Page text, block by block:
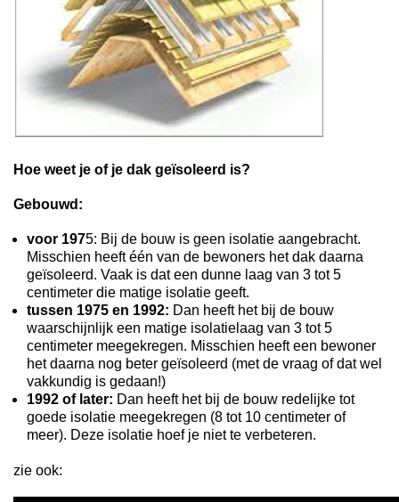
Hoe weet je of je dak geïsoleerd is?
Gebouwd:
voor 1975: Bij de bouw is geen isolatie aangebracht.
Misschien heeft één van de bewoners het dak daarna
geïsoleerd. Vaak is dat een dunne laag van 3 tot 5
centimeter die matige isolatie geeft.
tussen 1975 en 1992: Dan heeft het bij de bouw
waarschijnlijk een matige isolatielaag van 3 tot 5
centimeter meegekregen. Misschien heeft een bewoner
het daarna nog beter geïsoleerd (met de vraag of dat wel
vakkundig is gedaan!)
1992 of later: Dan heeft het bij de bouw redelijke tot
goede isolatie meegekregen (8 tot 10 centimeter of
meer). Deze isolatie hoef je niet te verbeteren.
zie ook: